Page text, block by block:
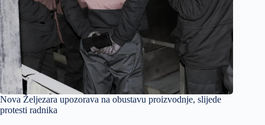
Nova Željezara upozorava na obustavu proizvodnje, slijede
protesti radnika